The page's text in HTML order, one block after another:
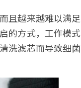
且越来越难以满足
的方式，工作模式
洗滤芯而导致细菌